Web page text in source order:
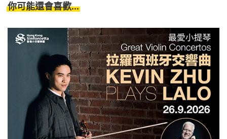
你可能還會喜歡...